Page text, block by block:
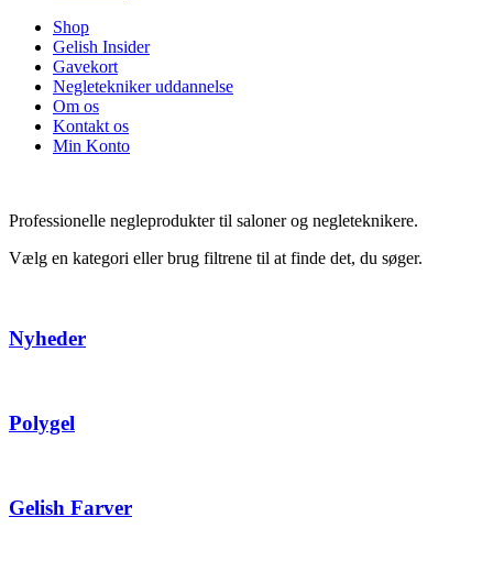
Shop
Gelish Insider
Gavekort
Negletekniker uddannelse
Om os
Kontakt os
Min Konto
Professionelle negleprodukter til saloner og negleteknikere.
Vælg en kategori eller brug filtrene til at finde det, du søger.
Nyheder
Polygel
Gelish Farver